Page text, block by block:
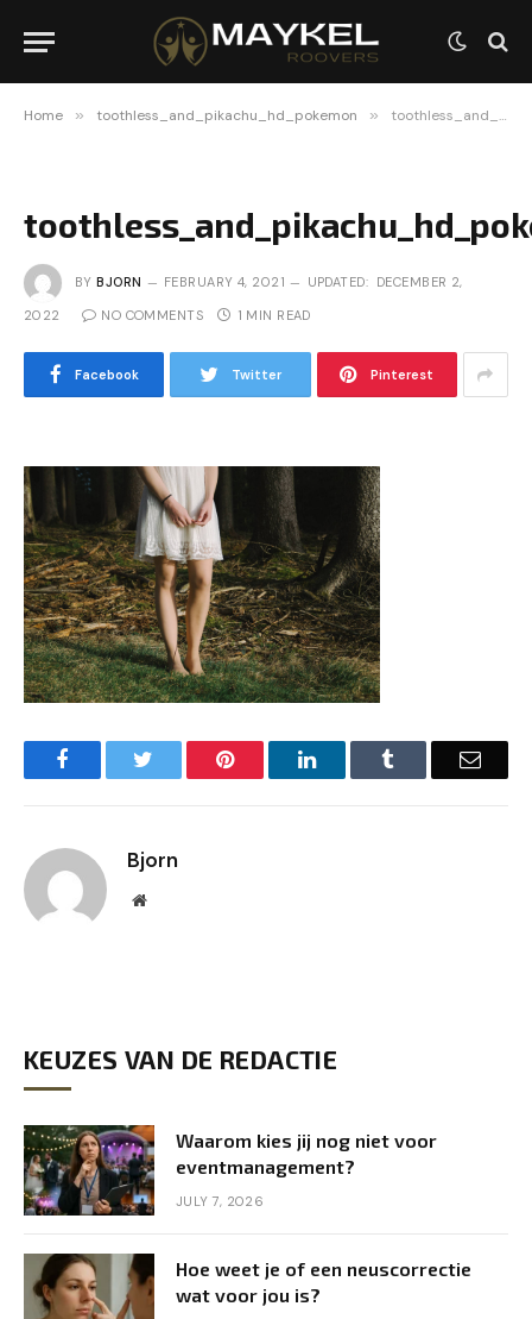
Home » toothless_and_pikachu_hd_pokemon » toothless_and_pikachu_hd_pokemon
BY BJORN FEBRUARY 4, 2021 UPDATED: DECEMBER 2,
2022 NO COMMENTS 1 MIN READ
Facebook Twitter Pinterest
Facebook Pinterest LinkedIn Email
Bjorn
Website
KEUZES VAN DE REDACTIE
Waarom kies jij nog niet voor
eventmanagement?
JULY 7, 2026
Hoe weet je of een neuscorrectie
wat voor jou is?